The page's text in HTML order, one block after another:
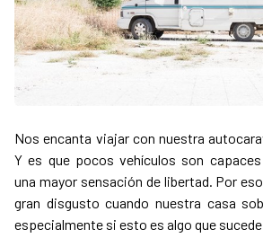
Nos encanta viajar con nuestra
Y es que pocos vehículos son
una mayor sensación de libertad. Por
gran disgusto cuando nuestra casa
especialmente si esto es algo que